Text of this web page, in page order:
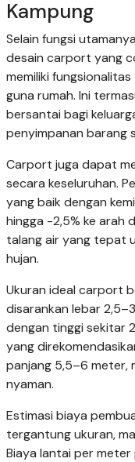
Kampung
Selain fungsi
desain carport yang
memiliki
guna rumah. Ini
bersantai bagi
penyimpanan barang
Carport juga dapat
secara keseluruhan.
yang baik dengan
hingga -2,5% ke arah
talang air yang tepat
hujan.
Ukuran ideal carport
disarankan lebar
dengan tinggi sekitar
yang
panjang 5,5–6 meter,
nyaman.
Estimasi biaya
tergantung ukuran,
Biaya lantai per